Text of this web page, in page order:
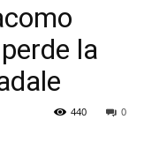
la
0
440